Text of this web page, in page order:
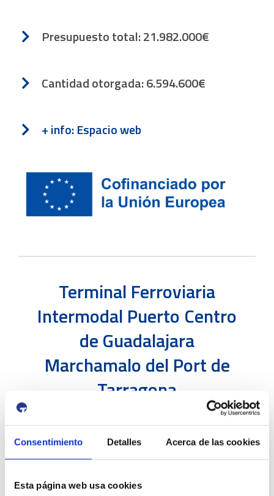
Consentimiento Detalles Acerca de las cookies
Esta página web usa cookies
Presupuesto total: 21.982.000€
Cantidad otorgada: 6.594.600€
+ info: Espacio web
Terminal Ferroviaria
Intermodal Puerto Centro
de Guadalajara
Marchamalo del Port de
Tarragona
de Guadalajara – Marchamalo. Con una extensión total de
150.000m2 extendida a lo largo de una faja lateral en el
PortTarragona Terminal Guadalajara – Marchamalo contará